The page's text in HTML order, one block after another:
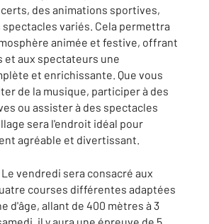
des animations sportives,
spectacles variés. Cela permettra
animée et festive, offrant
et aux spectateurs une
et enrichissante. Que vous
de la musique, participer à des
ou assister à des spectacles
sera l'endroit idéal pour
agréable et divertissant.
vendredi sera consacré aux
courses différentes adaptées
d'âge, allant de 400 mètres à 3